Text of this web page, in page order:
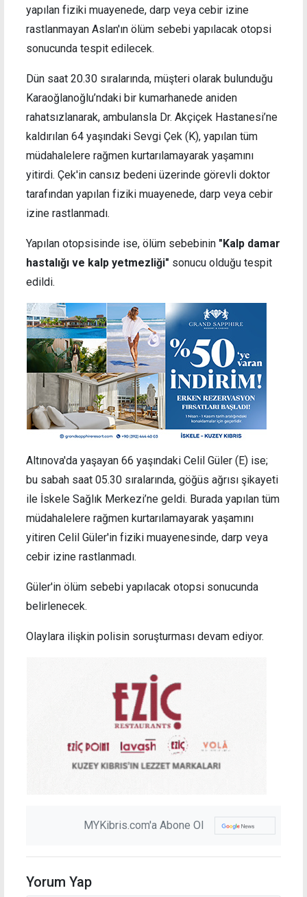
yapılan fiziki muayenede, darp veya cebir izine
rastlanmayan Aslan'ın ölüm sebebi yapılacak otopsi
sonucunda tespit edilecek.
Dün saat 20.30 sıralarında, müşteri olarak bulunduğu
Karaoğlanoğlu’ndaki bir kumarhanede aniden
rahatsızlanarak, ambulansla Dr. Akçiçek Hastanesi’ne
kaldırılan 64 yaşındaki Sevgi Çek (K), yapılan tüm
müdahalelere rağmen kurtarılamayarak yaşamını
yitirdi. Çek'in cansız bedeni üzerinde görevli doktor
tarafından yapılan fiziki muayenede, darp veya cebir
izine rastlanmadı.
Yapılan otopsisinde ise, ölüm sebebinin "Kalp damar
hastalığı ve kalp yetmezliği" sonucu olduğu tespit
edildi.
Altınova'da yaşayan 66 yaşındaki Celil Güler (E) ise;
bu sabah saat 05.30 sıralarında, göğüs ağrısı şikayeti
ile İskele Sağlık Merkezi’ne geldi. Burada yapılan tüm
müdahalelere rağmen kurtarılamayarak yaşamını
yitiren Celil Güler'in fiziki muayenesinde, darp veya
cebir izine rastlanmadı.
Güler'in ölüm sebebi yapılacak otopsi sonucunda
belirlenecek.
Olaylara ilişkin polisin soruşturması devam ediyor.
MYKibris.com'a Abone Ol
Yorum Yap